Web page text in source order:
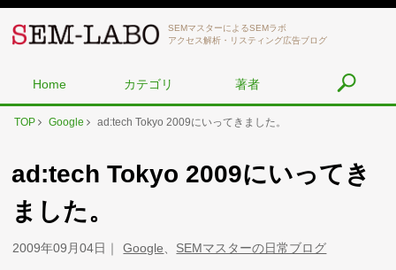
SEMマスターによるSEMラボ
アクセス解析・リスティング広告ブログ
Home カテゴリ 著者
TOP Google ad:tech Tokyo 2009にいってきました。
ad:tech Tokyo 2009にいってき
ました。
2009年09月04日 Google SEMマスターの日常ブログ